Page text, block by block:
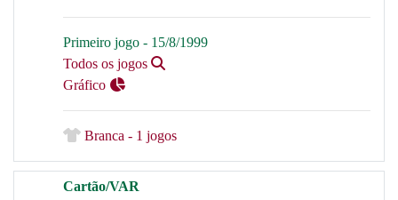
Primeiro jogo - 15/8/1999
Todos os jogos
Gráfico
Branca - 1 jogos
Cartão/VAR